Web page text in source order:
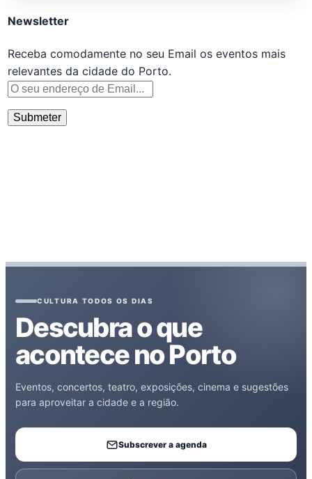
Newsletter
Receba comodamente no seu Email os eventos mais
relevantes da cidade do Porto.
CULTURA TODOS OS DIAS
Descubra o que
acontece no Porto
Eventos, concertos, teatro, exposições, cinema e sugestões
para aproveitar a cidade e a região.
Subscrever a agenda